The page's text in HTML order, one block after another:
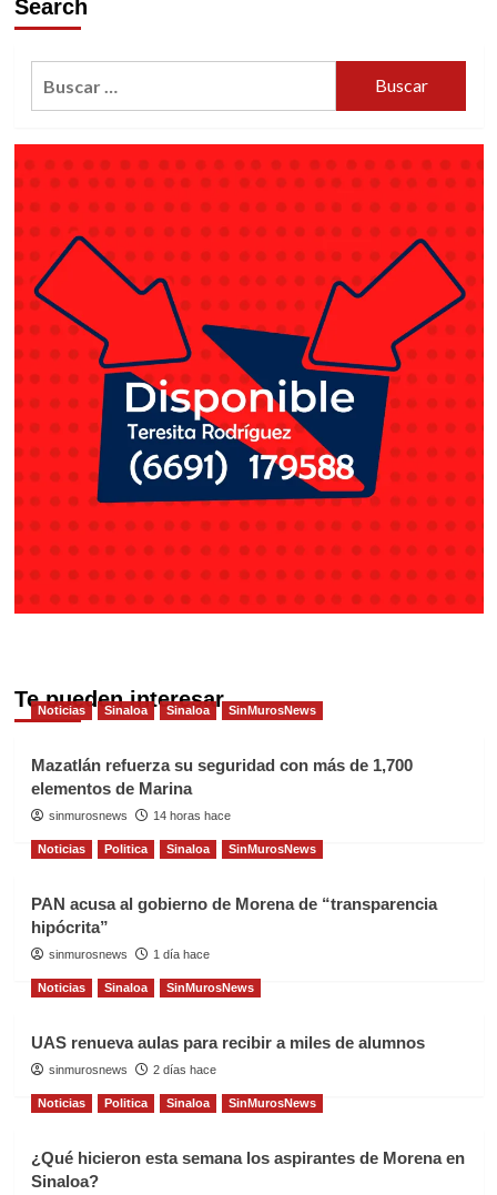
Search
Te pueden interesar
Noticias Sinaloa Sinaloa SinMurosNews
Mazatlán refuerza su seguridad con más de 1,700
elementos de Marina
sinmurosnews 14 horas hace
Noticias Politica Sinaloa SinMurosNews
PAN acusa al gobierno de Morena de “transparencia
hipócrita”
sinmurosnews 1 día hace
Noticias Sinaloa SinMurosNews
UAS renueva aulas para recibir a miles de alumnos
sinmurosnews 2 días hace
Noticias Politica Sinaloa SinMurosNews
¿Qué hicieron esta semana los aspirantes de Morena en
Sinaloa?